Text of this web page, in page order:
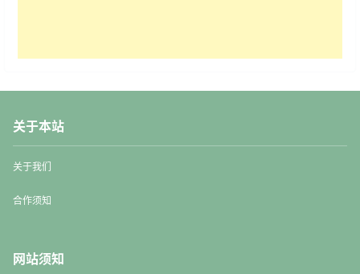
关于本站
关于我们
合作须知
网站须知